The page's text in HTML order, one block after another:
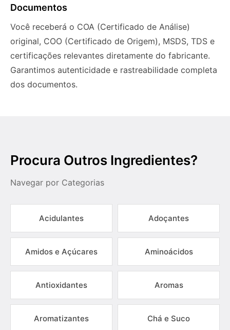
Documentos
Você receberá o COA (Certificado de Análise)
original, COO (Certificado de Origem), MSDS, TDS e
certificações relevantes diretamente do fabricante.
Garantimos autenticidade e rastreabilidade completa
dos documentos.
Procura Outros Ingredientes?
Navegar por Categorias
Acidulantes Adoçantes
Amidos e Açúcares Aminoácidos
Antioxidantes Aromas
Aromatizantes Chá e Suco